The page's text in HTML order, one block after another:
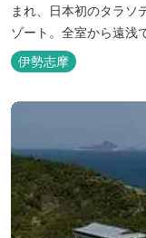
まれ、日本初のタラソ
ゾート。全室から遠浅
ックスした滞在をお楽
らきれいな海水を引き
伊勢志摩